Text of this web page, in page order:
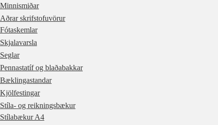
Minnismiðar
Aðrar skrifstofuvörur
Fótaskemlar
Skjalavarsla
Seglar
Pennastatíf og blaðabakkar
Bæklingastandar
Kjölfestingar
Stíla- og reikningsbækur
Stílabækur A4